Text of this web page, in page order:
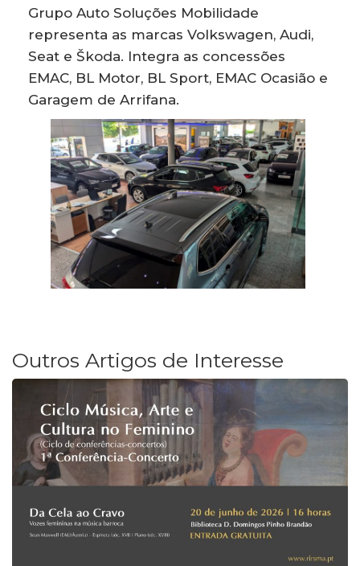
Grupo Auto Soluções Mobilidade
representa as marcas Volkswagen, Audi,
Seat e Škoda. Integra as concessões
EMAC, BL Motor, BL Sport, EMAC Ocasião e
Garagem de Arrifana.
Outros Artigos de Interesse